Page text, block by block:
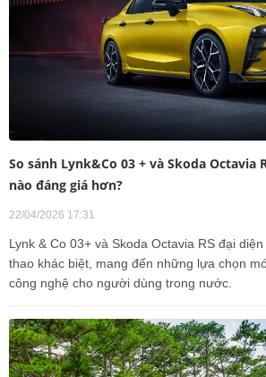
So sánh Lynk&Co 03 + và Skoda Octavia
nào đáng giá hơn?
22/04/2026 17:31
Lynk & Co 03+ và Skoda Octavia RS đại
thao khác biệt, mang đến những lựa chọn
công nghệ cho người dùng trong nước.